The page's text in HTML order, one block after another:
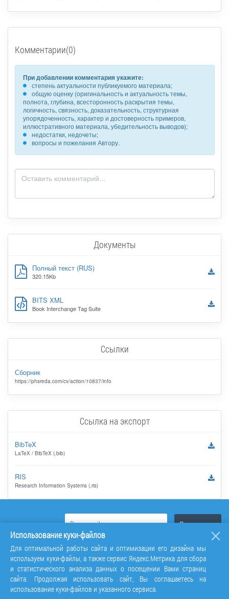
Комментарии(0)
При добавлении комментария укажите:
степень актуальности публикуемого материала;
общую оценку (оригинальность и актуальность темы,
полнота, глубина, всесторонность раскрытия темы,
логичность, связность, доказательность, структурная
упорядоченность, характер и достоверность примеров,
иллюстративного материала, убедительность выводов);
недостатки, недочеты;
вопросы и пожелания Автору.
Документы
Полный текст (RUS)
320.15Kb
BITS XML
Book Interchange Tag Suite
Ссылки
Сборник
https://phsreda.com/cv/action/10837/info
Ссылка на экспорт
BibTeX
LaTeX / BibTeX (.bib)
RIS
Research Information Systems (.ris)
Использование куки-файлов
Для оптимальной работы сайта и оптимизации его дизайна мы
используем куки-файлы, а также сервис Яндекс.Метрика для сбора
и статистического анализа данных о посещении Вами страниц
сайта. Продолжая использовать сайт, Вы соглашаетесь на
использование куки-файлов и указанного сервиса.